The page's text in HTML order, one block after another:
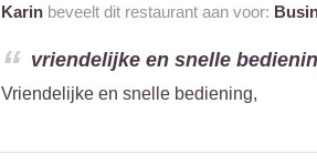
Karinbeveelt dit restaurant aan voor:
vriendelijke en snelle
Vriendelijke en snelle bediening,